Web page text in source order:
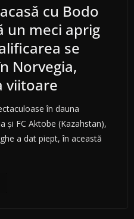
cu Bodo
un meci aprig
se
Norvegia,
viitoare
în dauna
şi FC Aktobe (Kazahstan),
a dat piept, în această